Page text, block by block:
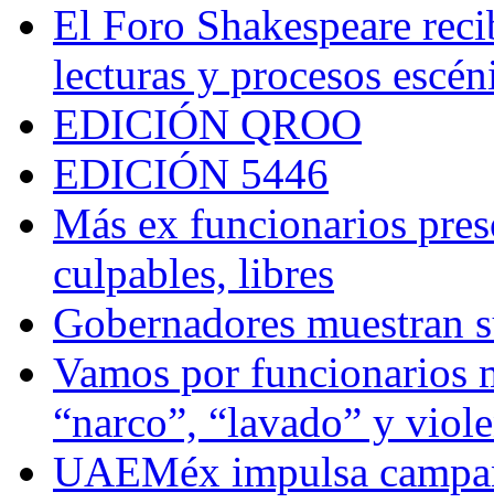
El Foro Shakespeare
lecturas y procesos
EDICIÓN QROO
EDICIÓN 5446
Más ex funcionarios
culpables, libres
Gobernadores muestran
Vamos por funcionarios
“narco”, “lavado” y
UAEMéx impulsa